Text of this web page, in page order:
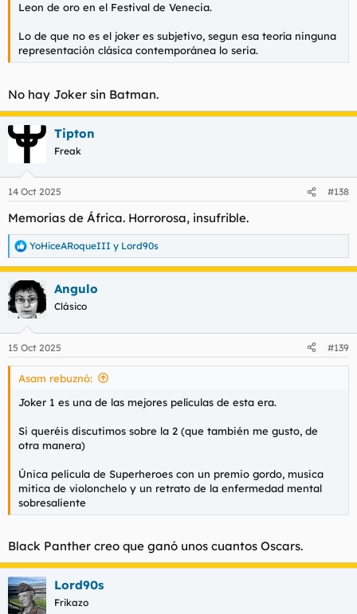
Leon de oro en el Festival de Venecia.
Lo de que no es el joker es subjetivo, segun esa teoría ninguna
representación clásica contemporánea lo seria.
No hay Joker sin Batman.
Tipton
Freak
14 Oct 2025 #138
Memorias de África. Horrorosa, insufrible.
R
e
a
c
c
i
e
s
YoHiceARoqueIII y Lord90s
Angulo
Clásico
15 Oct 2025 #139
Asam rebuznó:
Joker 1 es una de las mejores películas de esta era.
Si queréis discutimos sobre la 2 (que también me gusto, de
otra manera)
Única pelicula de Superheroes con un premio gordo, musica
mitica de violonchelo y un retrato de la enfermedad mental
sobresaliente
Black Panther creo que ganó unos cuantos Oscars.
Lord90s
Frikazo